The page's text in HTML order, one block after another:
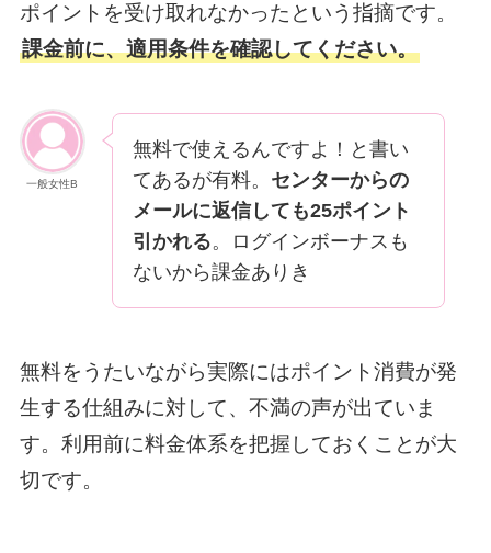
ポイントを受け取れなかったという指摘です。
課金前に、適用条件を確認してください。
一般女性B
無料で使えるんですよ！と書い
てあるが有料。 センターからの
メールに返信しても25ポイント
引かれる。ログインボーナスも
ないから課金ありき
無料をうたいながら実際にはポイント消費が発
生する仕組みに対して、不満の声が出ていま
す。利用前に料金体系を把握しておくことが大
切です。